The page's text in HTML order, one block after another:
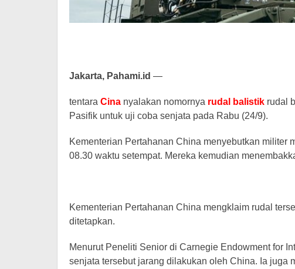
Jakarta, Pahami.id —
tentara Cina nyalakan nomornya rudal balistik rudal
Pasifik untuk uji coba senjata pada Rabu (24/9).
Kementerian Pertahanan China menyebutkan militer
08.30 waktu setempat. Mereka kemudian
Kementerian Pertahanan China mengklaim rudal
ditetapkan.
Menurut Peneliti Senior di Carnegie Endowment for
senjata tersebut jarang dilakukan oleh China. Ia juga